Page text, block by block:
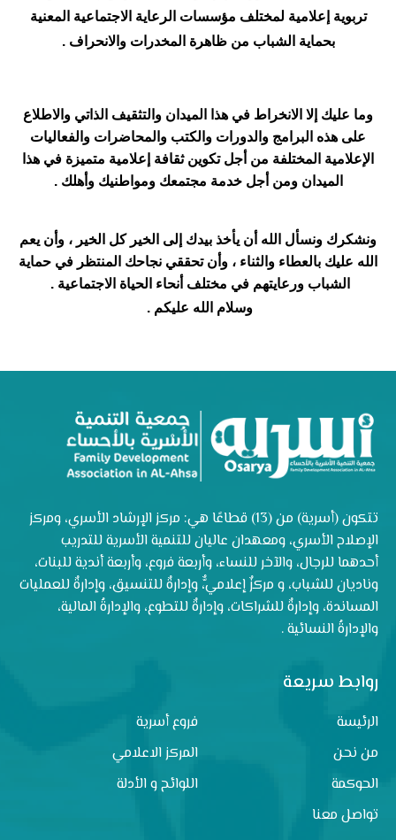
تربوية إعلامية لمختلف مؤسسات الرعاية الاجتماعية المعنية
بحماية الشباب من ظاهرة المخدرات والانحراف .
وما عليك إلا الانخراط في هذا الميدان والتثقيف الذاتي والاطلاع
على هذه البرامج والدورات والكتب والمحاضرات والفعاليات
الإعلامية المختلفة من أجل تكوين ثقافة إعلامية متميزة في هذا
الميدان ومن أجل خدمة مجتمعك ومواطنيك وأهلك .
ونشكرك ونسأل الله أن يأخذ بيدك إلى الخير كل الخير ، وأن يعم
الله عليك بالعطاء والثناء ، وأن تحققي نجاحك المنتظر في حماية
الشباب ورعايتهم في مختلف أنحاء الحياة الاجتماعية .
وسلام الله عليكم .
تتكون (أسرية) من (13) قطاعًا هي: مركز الإرشاد الأسري، ومركز
الإصلاح الأسري، ومعهدان عاليان للتنمية الأسرية للتدريب
أحدهما للرجال، والآخر للنساء، وأربعة فروع، وأربعة أندية للبنات،
وناديان للشباب، و مركزٌ إعلاميٌّ، وإدارةٌ للتنسيق، وإدارةٌ للعمليات
المساندة، وإدارةٌ للشراكات، وإدارةٌ للتطوع، والإدارةُ المالية،
والإدارةُ النسائية .
روابط سريعة
الرئيسة
فروع أسرية
من نحن
المركز الاعلامي
الحوكمة
اللوائح و الأدلة
تواصل معنا